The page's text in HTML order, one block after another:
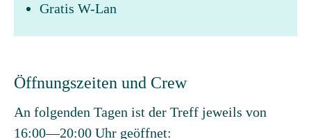
Gratis W-Lan
Öffnungszeiten und Crew
An folgenden Tagen ist der Treff jeweils von
16:00—20:00 Uhr geöffnet: